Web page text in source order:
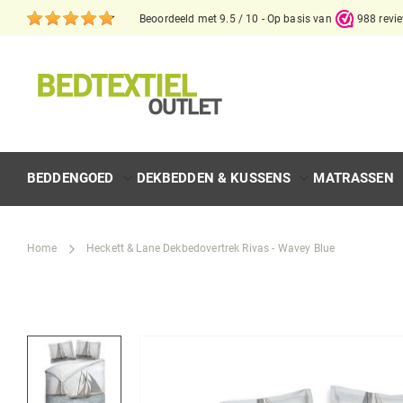
Beoordeeld met 9.5 / 10 - Op basis van 988
BEDDENGOED DEKBEDDEN & KUSSENS MATRASSEN
Home Heckett & Lane Dekbedovertrek Rivas - Wavey Blue
Skip
the
end